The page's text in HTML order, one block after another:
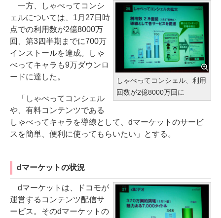
しゃべってコンシェル、利用
回数が2億8000万回に
一方、しゃべってコンシ
ェルについては、1月27日時
点での利用数が2億8000万
回、第3四半期までに700万
インストールを達成。しゃ
べってキャラも9万ダウンロ
ードに達した。
「しゃべってコンシェル
や、有料コンテンツである
しゃべってキャラを導線として、dマーケットのサービ
スを簡単、便利に使ってもらいたい」とする。
dマーケットの状況
dマーケットは、ドコモが
運営するコンテンツ配信サ
ービス。そのdマーケットの